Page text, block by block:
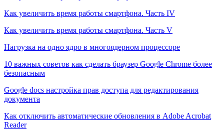
Как увеличить время работы смартфона. Часть IV
Как увеличить время работы смартфона. Часть V
Нагрузка на одно ядро в многоядерном процессоре
10 важных советов как сделать браузер Google Chrome более
безопасным
Google docs настройка прав доступа для редактирования
документа
Как отключить автоматические обновления в Adobe Acrobat
Reader